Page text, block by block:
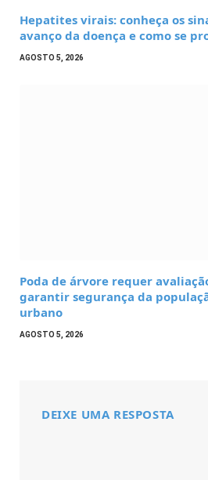
Hepatites virais: conheça os
avanço da doença e como se
AGOSTO 5, 2026
Poda de árvore requer
garantir segurança da
urbano
AGOSTO 5, 2026
DEIXE UMA RESPOSTA